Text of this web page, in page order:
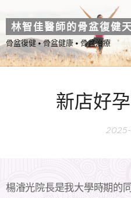
林智佳醫師的骨盆復健
骨盆復健 • 骨盆健康 • 骨盆治療
新店好
楊濬光院長是我大學時期的